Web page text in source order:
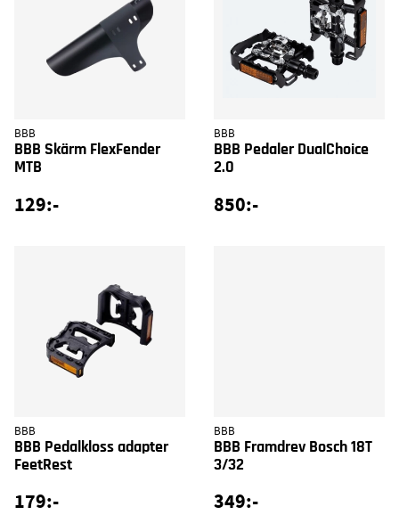
BBB
BBB Skärm FlexFender
MTB
129:-
BBB
BBB Pedaler DualChoice
2.0
850:-
BBB
BBB Pedalkloss adapter
FeetRest
179:-
BBB
BBB Framdrev Bosch 18T
3/32
349:-